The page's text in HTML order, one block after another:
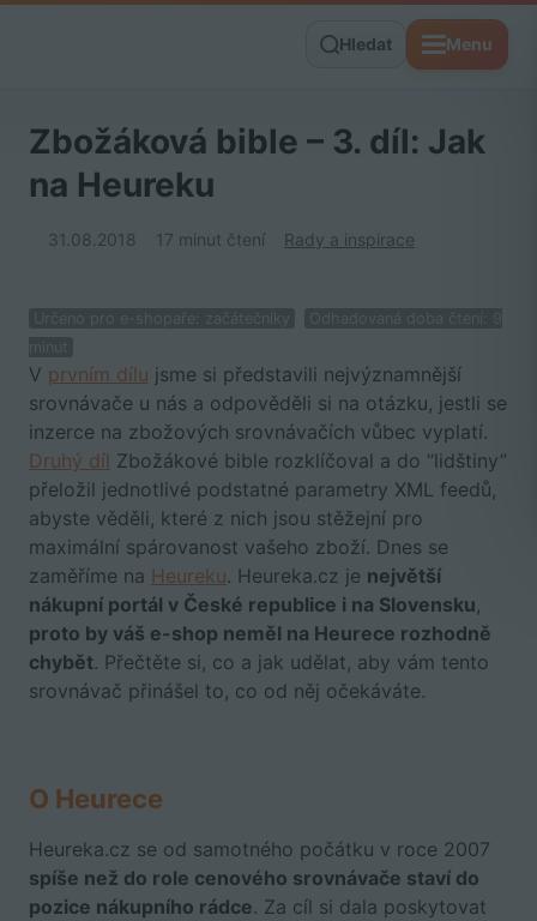
Hledat Menu
Zbožáková bible – 3. díl: Jak
na Heureku
31.08.2018 17 minut čtení Rady a inspirace
V prvním dílu jsme si představili nejvýznamnější
srovnávače u nás a odpověděli si na otázku, jestli se
inzerce na zbožových srovnávačích vůbec vyplatí.
Druhý díl Zbožákové bible rozklíčoval a do “lidštiny”
přeložil jednotlivé podstatné parametry XML feedů,
abyste věděli, které z nich jsou stěžejní pro
maximální spárovanost vašeho zboží. Dnes se
zaměříme na Heureku. Heureka.cz je největší
nákupní portál v České republice i na Slovensku,
proto by váš e-shop neměl na Heurece rozhodně
chybět. Přečtěte si, co a jak udělat, aby vám tento
srovnávač přinášel to, co od něj očekáváte.
O Heurece
Heureka.cz se od samotného počátku v roce 2007
spíše než do role cenového srovnávače staví do
pozice nákupního rádce. Za cíl si dala poskytovat